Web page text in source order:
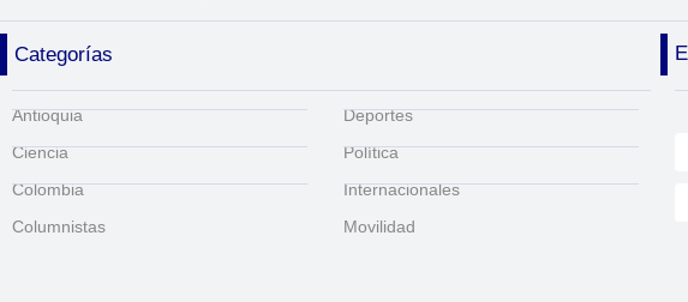
Categorías
Antioquia
Ciencia
Colombia
Columnistas
Deportes
Política
Internacionales
Movilidad